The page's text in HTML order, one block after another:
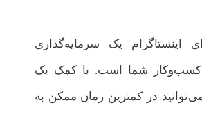
اینستاگرام یک سرمایه‌گذاری
کسب‌وکار شما است. با کمک یک
در کمترین زمان ممکن به